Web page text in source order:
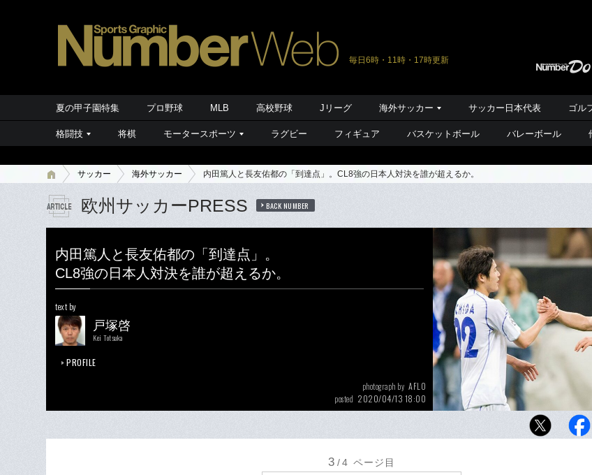
毎日6時・11時・17時更新
夏の甲子園特集 プロ野球 MLB 高校野球 Jリーグ 海外サッカー サッカー日本代表 ゴル
格闘技 将棋 モータースポーツ ラグビー フィギュア バスケットボール バレーボール
サッカー 海外サッカー 内田篤人と長友佑都の「到達点」。CL8強の日本人対決を誰が超えるか。
欧州サッカーPRESS BACK NUMBER
内田篤人と長友佑都の「到達点」。
CL8強の日本人対決を誰が超えるか。
text by
戸塚啓
Kei Totsuka
PROFILE
photograph by AFLO
posted 2020/04/13 18:00
内田篤人と長友佑都。敵同士ではあ
3 /4 ページ目